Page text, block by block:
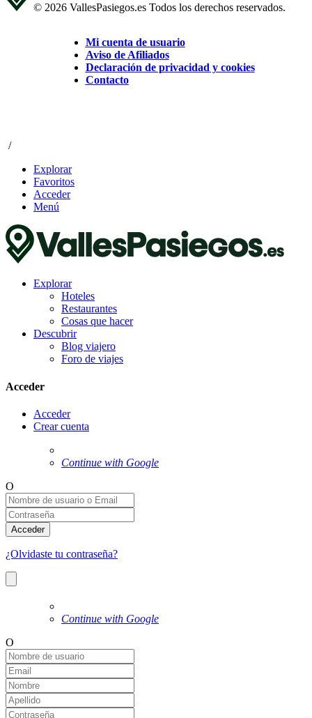
© 2026 VallesPasiegos.es Todos los derechos reservados.
Mi cuenta de usuario
Aviso de Afiliados
Declaración de privacidad y cookies
Contacto
/
Explorar
Favoritos
Acceder
Menú
Explorar
Hoteles
Restaurantes
Cosas que hacer
Descubrir
Blog viajero
Foro de viajes
Acceder
Acceder
Crear cuenta
Continue with Google
O
Acceder
¿Olvidaste tu contraseña?
Continue with Google
O